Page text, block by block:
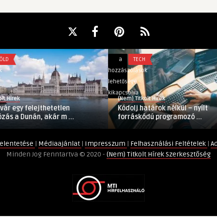
akár m ...
Kódolj
határok
nélkül
–
nyílt
forráskódú
programozó
bejegyzéshez
a
hozzászólások
lehetősége
kikapcsolva
TECH
(Nem) Titkolt Hírek
Kódolj határok nélkül – nyílt
forráskódú programozó ...
| Médiaajánlat | Impresszum | Felhasználási Feltételek |
Minden Jog Fenntartva © 2020 - (Nem) Titkolt Hírek Szerkesztőség